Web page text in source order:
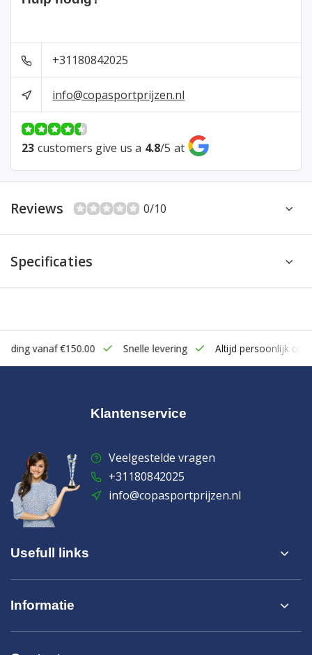
+31180842025
info@copasportprijzen.nl
23 customers give us a 4.8/5 at
Reviews 0/10
Specificaties
vanaf €150.00 Snelle levering Altijd persoonlijk
Klantenservice
Veelgestelde vragen
+31180842025
info@copasportprijzen.nl
Usefull links
Informatie